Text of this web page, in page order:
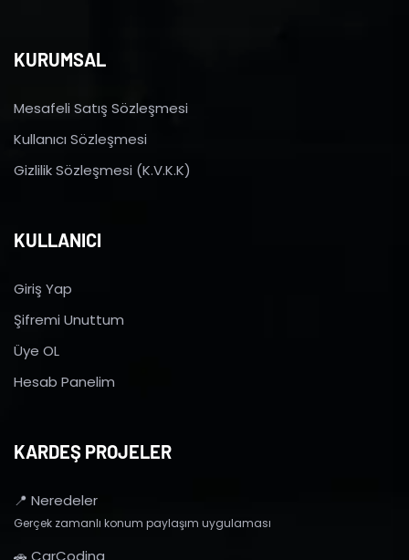
KURUMSAL
Mesafeli Satış Sözleşmesi
Kullanıcı Sözleşmesi
Gizlilik Sözleşmesi (K.V.K.K)
KULLANICI
Giriş Yap
Şifremi Unuttum
Üye OL
Hesab Panelim
KARDEŞ PROJELER
📍 Neredeler
Gerçek zamanlı konum paylaşım uygulaması
🚗 CarCoding